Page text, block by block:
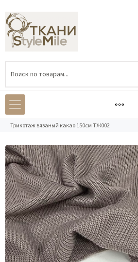
Каталог
Трикотаж вязаный какао 150см ТЖ002